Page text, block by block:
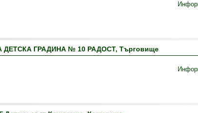
ДЕТСКА ГРАДИНА № 10 РАДОСТ, Търговище